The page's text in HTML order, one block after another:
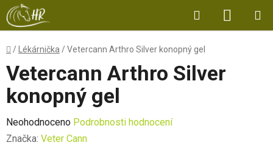
Přejít
na
obsah
Hledat
KOŠÍK
Domů
/ Lékárnička /Vetercann Arthro Silver konopný gel
Vetercann Arthro Silver
konopný gel
Průměrné
hodnocení
Neohodnoceno Podrobnosti hodnocení
Značka: Veter Cann